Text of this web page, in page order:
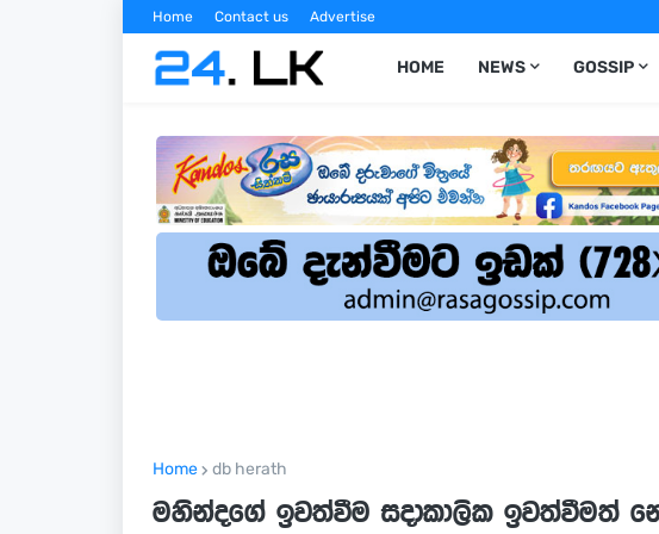
Home Contact us Advertise
HOME NEWS GOSSIP
Home db herath
මහින්දගේ ඉවත්වීම සදාකාලික ඉවත්වීමත්